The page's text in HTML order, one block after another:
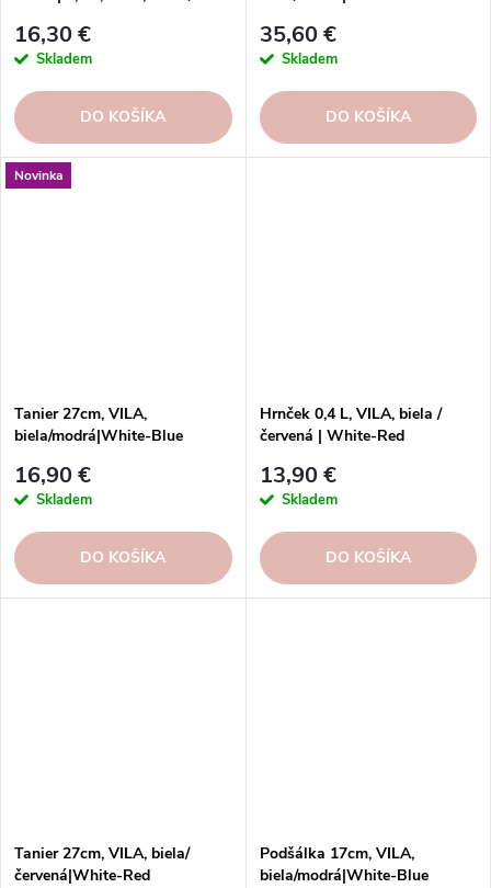
16,30 €
Skladem
DO KOŠÍKA
35,60 €
Skladem
DO KOŠÍKA
Novinka
Tanier 27cm, VILA,
biela/modrá|White-Blue
16,90 €
Skladem
DO KOŠÍKA
Hrnček 0,4 L, VILA, biela /
červená | White-Red
13,90 €
Skladem
DO KOŠÍKA
Tanier 27cm, VILA, biela/
červená|White-Red
Podšálka 17cm, VILA,
biela/modrá|White-Blue